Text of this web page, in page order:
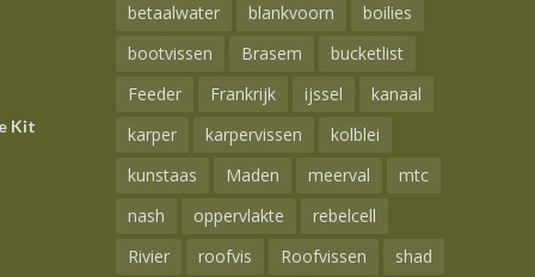
Kit
betaalwater
blankvoorn
boilies
bootvissen
Brasem
bucketlist
Feeder
Frankrijk ijssel
kanaal
karper
karpervissen
kolblei
kunstaas
Maden meerval
mtc
nash
oppervlakte
rebelcell
Rivier
roofvis Roofvissen
shad